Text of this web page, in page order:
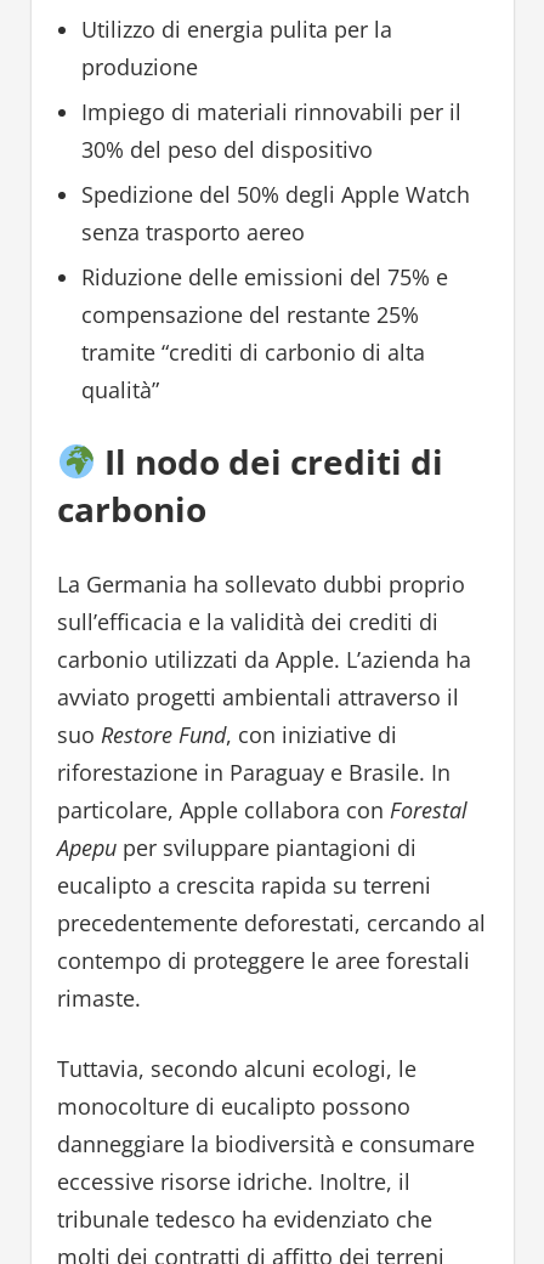
Utilizzo di energia pulita per la
produzione
Impiego di materiali rinnovabili per il
30% del peso del dispositivo
Spedizione del 50% degli Apple Watch
senza trasporto aereo
Riduzione delle emissioni del 75% e
compensazione del restante 25%
tramite “crediti di carbonio di alta
qualità”
Il nodo dei crediti di
carbonio
La Germania ha sollevato dubbi proprio
sull’efficacia e la validità dei crediti di
carbonio utilizzati da Apple. L’azienda ha
avviato progetti ambientali attraverso il
suo Restore Fund, con iniziative di
riforestazione in Paraguay e Brasile. In
particolare, Apple collabora con Forestal
Apepuper sviluppare piantagioni di
eucalipto a crescita rapida su terreni
precedentemente deforestati, cercando al
contempo di proteggere le aree forestali
rimaste.
Tuttavia, secondo alcuni ecologi, le
monocolture di eucalipto possono
danneggiare la biodiversità e consumare
eccessive risorse idriche. Inoltre, il
tribunale tedesco ha evidenziato che
molti dei contratti di affitto dei terreni